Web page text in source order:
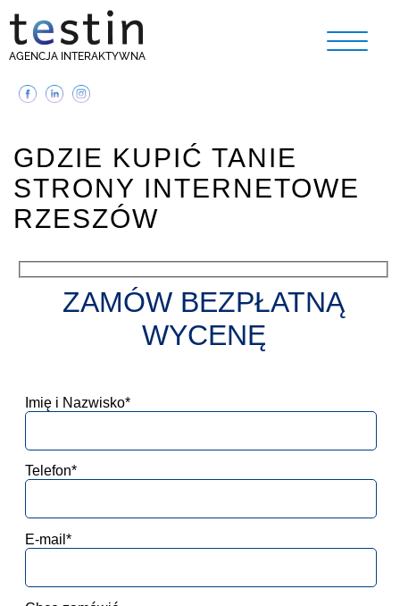
AGENCJA INTERAKTYWNA
GDZIE KUPIĆ TANIE
STRONY INTERNETOWE
RZESZÓW
ZAMÓW BEZPŁATNĄ
WYCENĘ
Imię i Nazwisko*
Telefon*
E-mail*